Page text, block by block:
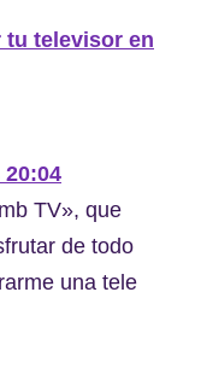
televisor en
20:04
TV», que
de todo
una tele